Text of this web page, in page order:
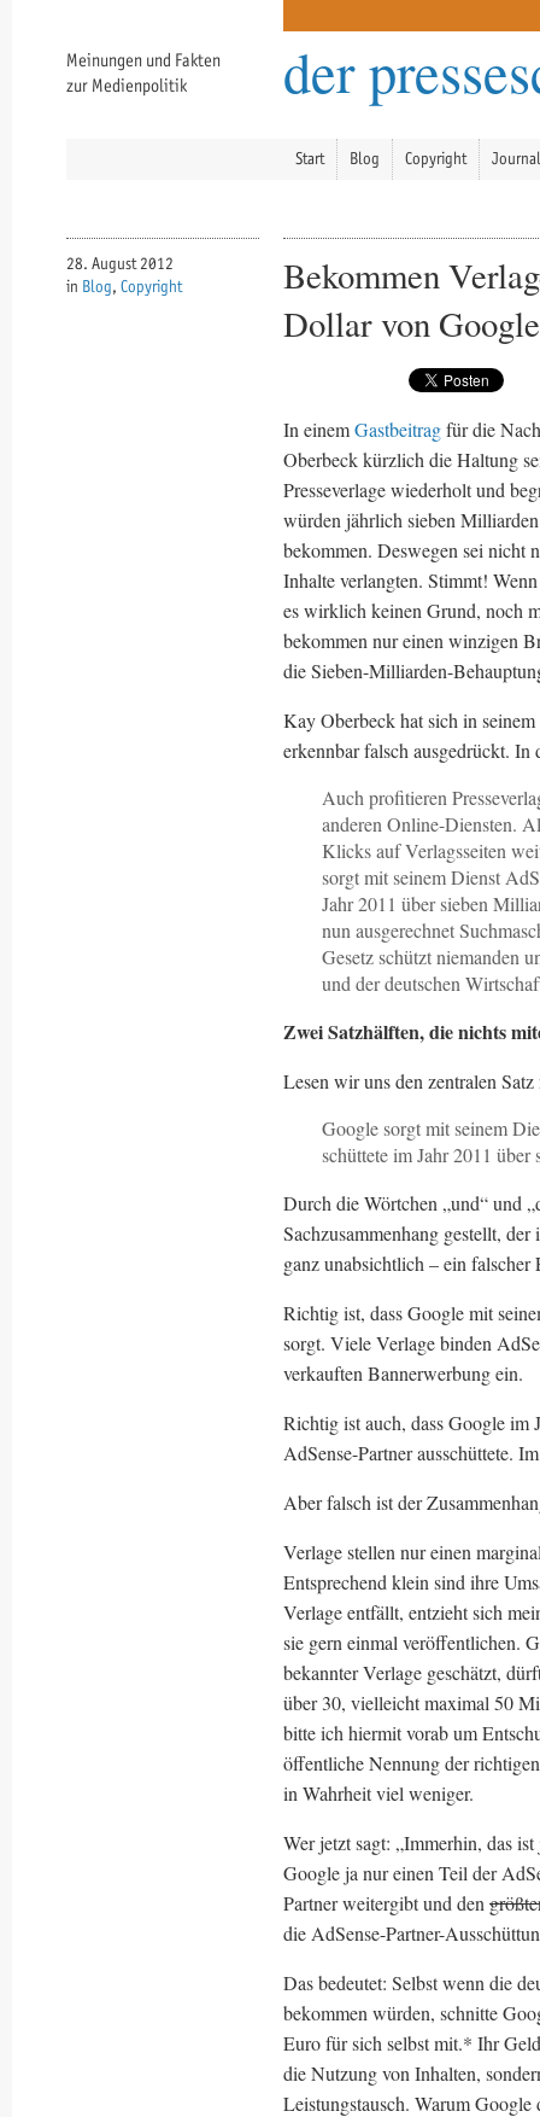
Meinungen und Fakten
zur Medienpolitik
der
Start Blog Copyright
28. August 2012
in Blog, Copyright
Bekommen
Dollar von
In einemGastbeitragfür die
Oberbeck kürzlich die Haltung
Presseverlage wiederholt und
würden jährlich sieben
bekommen. Deswegen sei nicht
Inhalte verlangten. Stimmt!
es wirklich keinen Grund, noch
bekommen nur einen winzigen
die Sieben-Milliarden-
Kay Oberbeck hat sich in
erkennbar falsch ausgedrückt. In
Auch profitieren
anderen Online-Diensten.
Klicks auf Verlagsseiten
sorgt mit seinem Dienst
Jahr 2011 über sieben
nun ausgerechnet
Gesetz schützt niemanden
und der deutschen
Zwei Satzhälften, die nichts
Lesen wir uns den zentralen
Google sorgt mit seinem
schüttete im Jahr 2011
Durch die Wörtchen „und“ und
Sachzusammenhang gestellt,
ganz unabsichtlich – ein
Richtig ist, dass Google mit
sorgt. Viele Verlage binden
verkauften Bannerwerbung ein.
Richtig ist auch, dass Google
AdSense-Partner ausschüttete.
Aber falsch ist der
Verlage stellen nur einen
Entsprechend klein sind ihre
Verlage entfällt, entzieht sich
sie gern einmal veröffentlichen.
bekannter Verlage geschätzt,
über 30, vielleicht maximal 50
bitte ich hiermit vorab um
öffentliche Nennung der
in Wahrheit viel weniger.
Wer jetzt sagt: „Immerhin, das
Google ja nur einen Teil der
Partner weitergibt und den
die AdSense-Partner-
Das bedeutet: Selbst wenn die
bekommen würden, schnitte
Euro für sich selbst mit.* Ihr
die Nutzung von Inhalten,
Leistungstausch. Warum Google